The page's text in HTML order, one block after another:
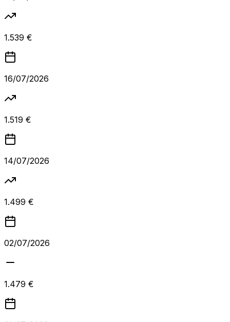
1.539 €
16/07/2026
1.519 €
14/07/2026
1.499 €
02/07/2026
1.479 €